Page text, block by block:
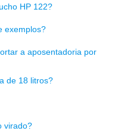
HP 122?
exemplos?
a aposentadoria por
de 18 litros?
virado?